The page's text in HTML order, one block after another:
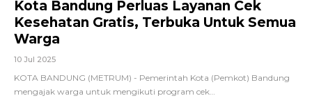
Kota Bandung Perluas Layanan Cek
Kesehatan Gratis, Terbuka Untuk Semua
Warga
10 Jul 2025
KOTA BANDUNG (METRUM) - Pemerintah Kota (Pemkot) Bandung
mengajak warga untuk mengikuti program cek…